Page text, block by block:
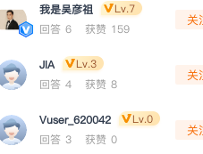
我是吴彦祖
Lv.7
回答 6
获赞 159
关
JIA
Lv.3
回答 4
获赞 8
关
Vuser_620042
Lv.0
回答 3
获赞 0
关